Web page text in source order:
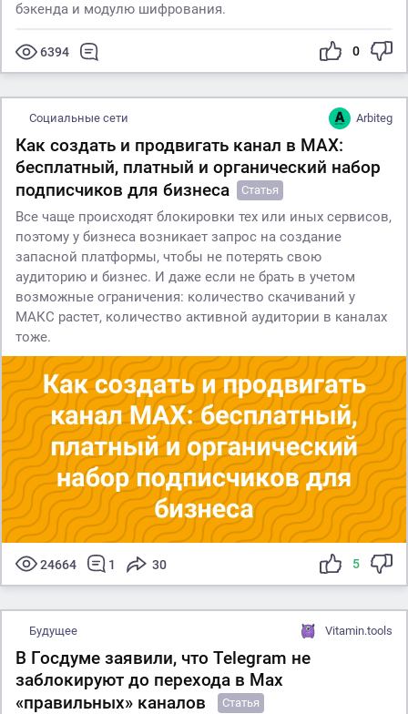
бэкенда и модулю шифрования.
6394 0
Социальные сети Arbiteg
Как создать и продвигать канал в MAX:
бесплатный, платный и органический набор
подписчиков для бизнеса
Статья
Все чаще происходят блокировки тех или иных сервисов,
поэтому у бизнеса возникает запрос на создание
запасной платформы, чтобы не потерять свою
аудиторию и бизнес. И даже если не брать в учетом
возможные ограничения: количество скачиваний у
МАКС растет, количество активной аудитории в каналах
тоже.
24664 1 30 5
Будущее Vitamin.tools
В Госдуме заявили, что Telegram не
заблокируют до перехода в Max
«правильных» каналов
Статья